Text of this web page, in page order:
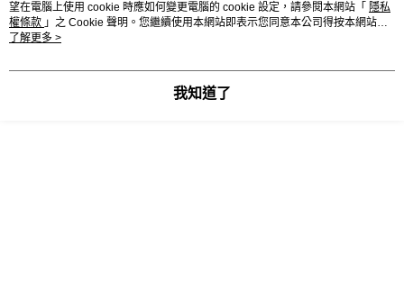
望在電腦上使用 cookie 時應如何變更電腦的 cookie 設定，請參閱本網站「 隱私
權條款 」之 Cookie 聲明。您繼續使用本網站即表示您同意本公司得按本網站使
用條款之 Cookie 聲明使用 cookie。
了解更多 >
我知道了